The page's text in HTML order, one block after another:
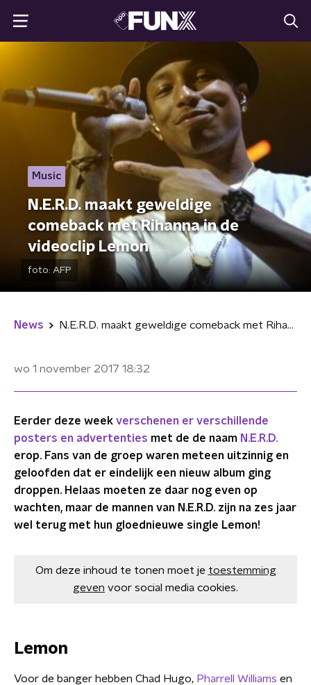
Music
N.E.R.D. maakt geweldige
comeback met Rihanna in de
videoclip Lemon
foto: AFP
News N.E.R.D. maakt geweldige comeback met Rihanna in de videoclip Lemon
wo 1 november 2017 18:32
Eerder deze week verschenen er verschillende
posters en advertenties met de de naam N.E.R.D.
erop. Fans van de groep waren meteen uitzinnig en
geloofden dat er eindelijk een nieuw album ging
droppen. Helaas moeten ze daar nog even op
wachten, maar de mannen van N.E.R.D. zijn na zes jaar
wel terug met hun gloednieuwe single Lemon!
Om deze inhoud te tonen moet je toestemming
geven voor social media cookies.
Lemon
Voor de banger hebben Chad Hugo, Pharrell Williams en